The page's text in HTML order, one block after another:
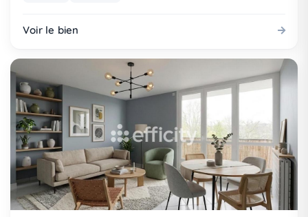
Voir le bien